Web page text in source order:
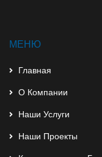
МЕНЮ
Главная
О Компании
Наши Услуги
Наши Проекты